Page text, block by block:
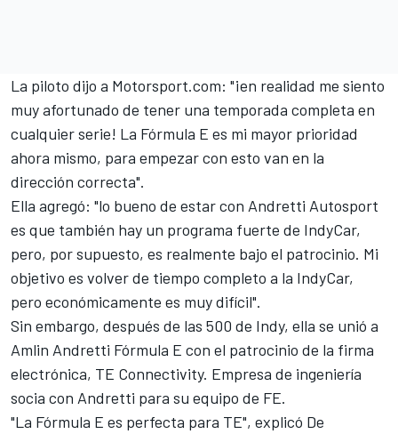
La piloto dijo a Motorsport.com: "¡en realidad me siento
muy afortunado de tener una temporada completa en
cualquier serie! La Fórmula E es mi mayor prioridad
ahora mismo, para empezar con esto van en la
dirección correcta".
Ella agregó: "lo bueno de estar con Andretti Autosport
es que también hay un programa fuerte de IndyCar,
pero, por supuesto, es realmente bajo el patrocinio. Mi
objetivo es volver de tiempo completo a la IndyCar,
pero económicamente es muy difícil".
Sin embargo, después de las 500 de Indy, ella se unió a
Amlin Andretti Fórmula E con el patrocinio de la firma
electrónica, TE Connectivity. Empresa de ingeniería
socia con Andretti para su equipo de FE.
"La Fórmula E es perfecta para TE", explicó De